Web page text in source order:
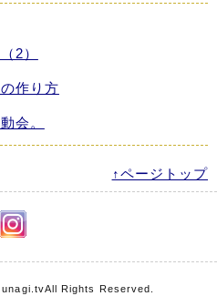
2）
作り方
会。
↑ページトップ
All Rights Reserved.